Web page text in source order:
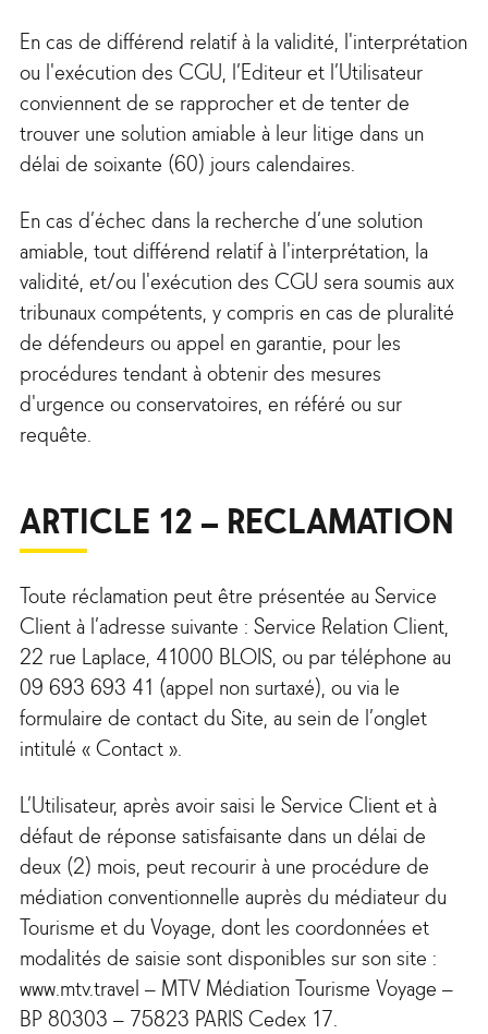
En cas de différend relatif à la validité, l'interprétation
ou l'exécution des CGU, l’Editeur et l’Utilisateur
conviennent de se rapprocher et de tenter de
trouver une solution amiable à leur litige dans un
délai de soixante (60) jours calendaires.
En cas d’échec dans la recherche d’une solution
amiable, tout différend relatif à l'interprétation, la
validité, et/ou l'exécution des CGU sera soumis aux
tribunaux compétents, y compris en cas de pluralité
de défendeurs ou appel en garantie, pour les
procédures tendant à obtenir des mesures
d'urgence ou conservatoires, en référé ou sur
requête.
ARTICLE 12 – RECLAMATION
Toute réclamation peut être présentée au Service
Client à l’adresse suivante : Service Relation Client,
22 rue Laplace, 41000 BLOIS, ou par téléphone au
09 693 693 41 (appel non surtaxé), ou via le
formulaire de contact du Site, au sein de l’onglet
intitulé « Contact ».
L’Utilisateur, après avoir saisi le Service Client et à
défaut de réponse satisfaisante dans un délai de
deux (2) mois, peut recourir à une procédure de
médiation conventionnelle auprès du médiateur du
Tourisme et du Voyage, dont les coordonnées et
modalités de saisie sont disponibles sur son site :
www.mtv.travel – MTV Médiation Tourisme Voyage –
BP 80303 – 75823 PARIS Cedex 17.